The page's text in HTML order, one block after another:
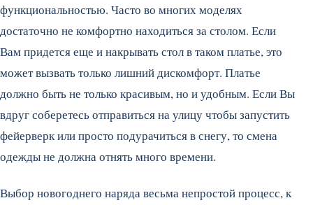
функциональностью. Часто во многих моделях
достаточно не комфортно находиться за столом. Если
Вам придется еще и накрывать стол в таком платье, это
может вызвать только лишний дискомфорт. Платье
должно быть не только красивым, но и удобным. Если Вы
вдруг соберетесь отправиться на улицу чтобы запустить
фейерверк или просто подурачиться в снегу, то смена
одежды не должна отнять много времени.
Выбор новогоднего наряда весьма непростой процесс, к